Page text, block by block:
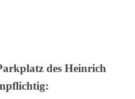
des Heinrich